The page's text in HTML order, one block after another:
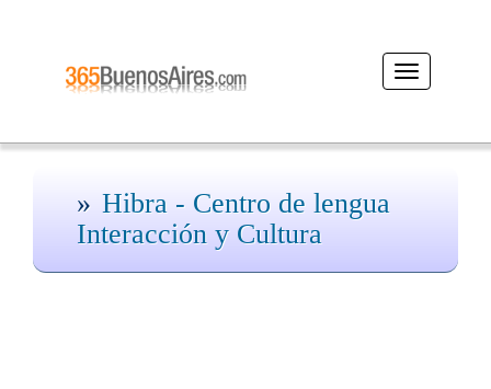
Desplegar
navegación
Hibra - Centro de lengua
Interacción y Cultura